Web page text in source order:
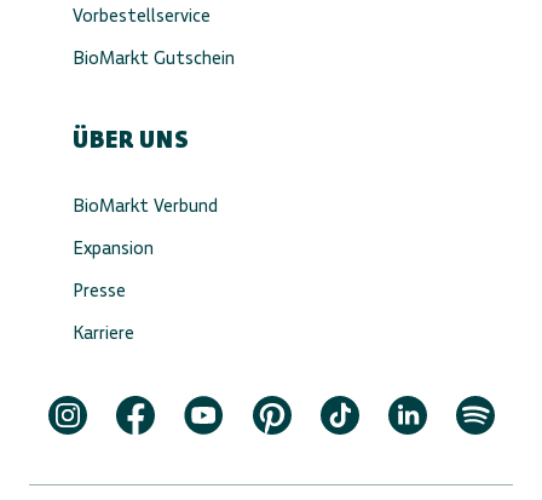
Vorbestellservice
BioMarkt Gutschein
ÜBER UNS
BioMarkt Verbund
Expansion
Presse
Karriere